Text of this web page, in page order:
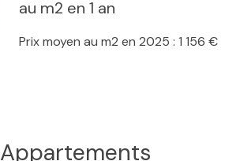
au m2 en 1 an
Prix moyen au m2 en 2025 : 1 156 €
Appartements